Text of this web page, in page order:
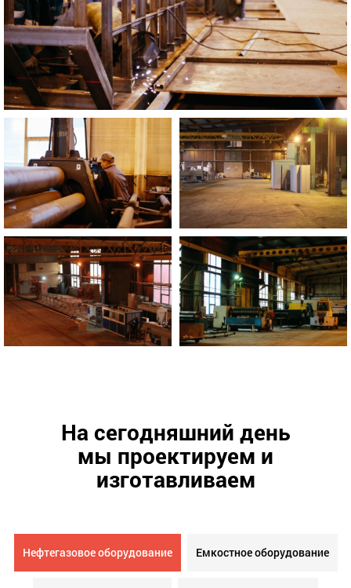
На сегодняшний день
мы проектируем и
изготавливаем
Нефтегазовое оборудование Емкостное оборудование